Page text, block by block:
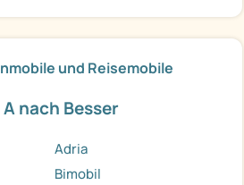
und Reisemobile
nach Besser
Adria
Bimobil